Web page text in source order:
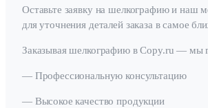
Оставьте заявку на шелкографию и наш
для уточнения деталей заказа в самое
Заказывая шелкографию в Copy.ru — мы
— Профессиональную консультацию
— Высокое качество продукции